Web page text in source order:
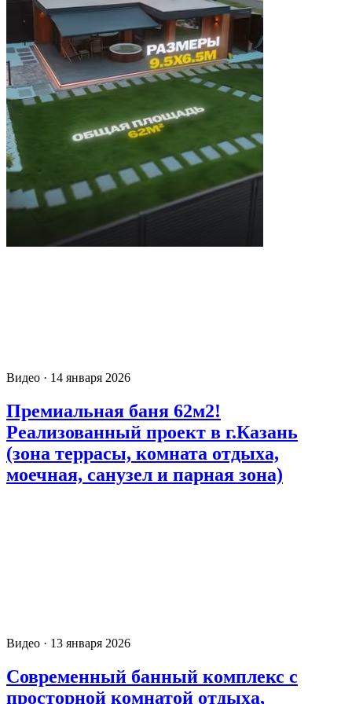
Видео · 14 января 2026
Премиальная баня 62м2!
Реализованный проект в г.Казань
(зона террасы, комната отдыха,
моечная, санузел и парная зона)
Видео · 13 января 2026
Современный банный комплекс с
просторной комнатой отдыха,